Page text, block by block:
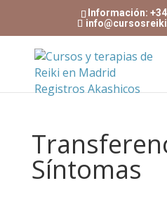
Información:
Síntomas